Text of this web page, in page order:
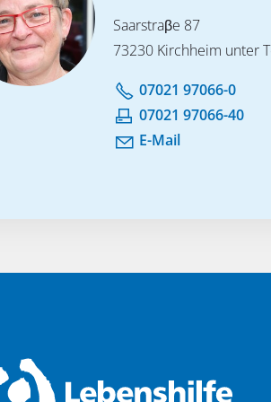
Saarstraβe 87
73230 Kirchheim unter
07021 97066-0
07021 97066-40
E-Mail